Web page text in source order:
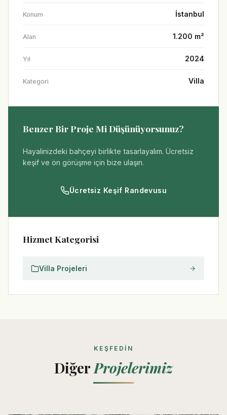
Konum İstanbul
Alan 1.200 m²
Yıl 2024
Kategori Villa
Benzer Bir Proje Mi Düşünüyorsunuz?
Hayalinizdeki bahçeyi birlikte tasarlayalım. Ücretsiz
keşif ve ön görüşme için bize ulaşın.
Ücretsiz Keşif Randevusu
Hizmet Kategorisi
Villa Projeleri
KEŞFEDIN
DiğerProjelerimiz